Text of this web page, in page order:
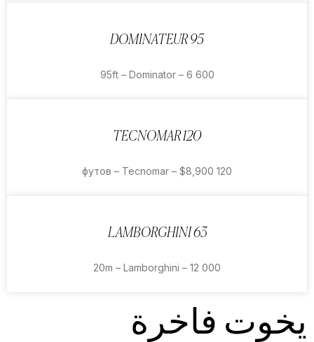
DOMINATEUR 95
95ft – Dominator – 6 600
TECNOMAR 120
120 футов – Tecnomar – $8,900
LAMBORGHINI 63
20m – Lamborghini – 12 000
يخوت فاخرة